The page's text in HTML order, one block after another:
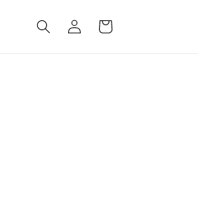
авторизуватися
кошик